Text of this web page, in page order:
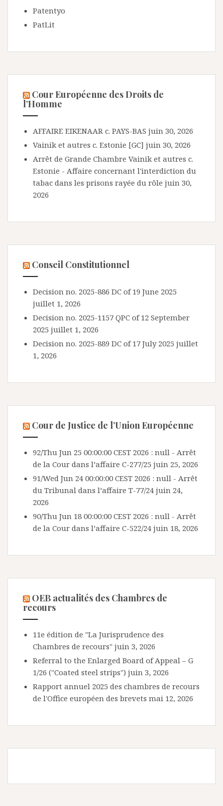
Patentyo
PatLit
Cour Européenne des Droits de
l’Homme
AFFAIRE EIKENAAR c. PAYS-BAS juin 30, 2026
Vainik et autres c. Estonie [GC] juin 30, 2026
Arrêt de Grande Chambre Vainik et autres c.
Estonie - Affaire concernant l'interdiction du
tabac dans les prisons rayée du rôle juin 30,
2026
Conseil Constitutionnel
Decision no. 2025-886 DC of 19 June 2025
juillet 1, 2026
Decision no. 2025-1157 QPC of 12 September
2025 juillet 1, 2026
Decision no. 2025-889 DC of 17 July 2025 juillet
1, 2026
Cour de Justice de l’Union Européenne
92/Thu Jun 25 00:00:00 CEST 2026 : null - Arrêt
de la Cour dans l’affaire C-277/25 juin 25, 2026
91/Wed Jun 24 00:00:00 CEST 2026 : null - Arrêt
du Tribunal dans l’affaire T-77/24 juin 24,
2026
90/Thu Jun 18 00:00:00 CEST 2026 : null - Arrêt
de la Cour dans l’affaire C-522/24 juin 18, 2026
OEB actualités des Chambres de
recours
11e édition de "La Jurisprudence des
Chambres de recours" juin 3, 2026
Referral to the Enlarged Board of Appeal – G
1/26 ("Coated steel strips") juin 3, 2026
Rapport annuel 2025 des chambres de recours
de l'Office européen des brevets mai 12, 2026